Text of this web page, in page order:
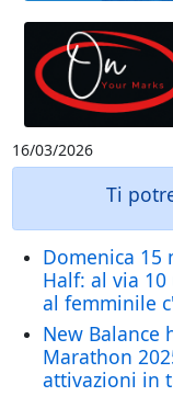
16/03/2026
Ti
Domenica 15
Half: al via
al femminile
New Balance
Marathon
attivazioni in